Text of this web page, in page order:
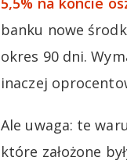
banku nowe
okres 90 dni.
inaczej
Ale uwaga: te
które założone